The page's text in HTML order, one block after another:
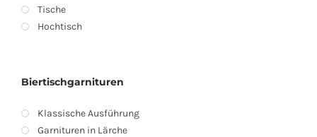
Tische
Hochtisch
Biertischgarnituren
Klassische Ausführung
Garnituren in Lärche